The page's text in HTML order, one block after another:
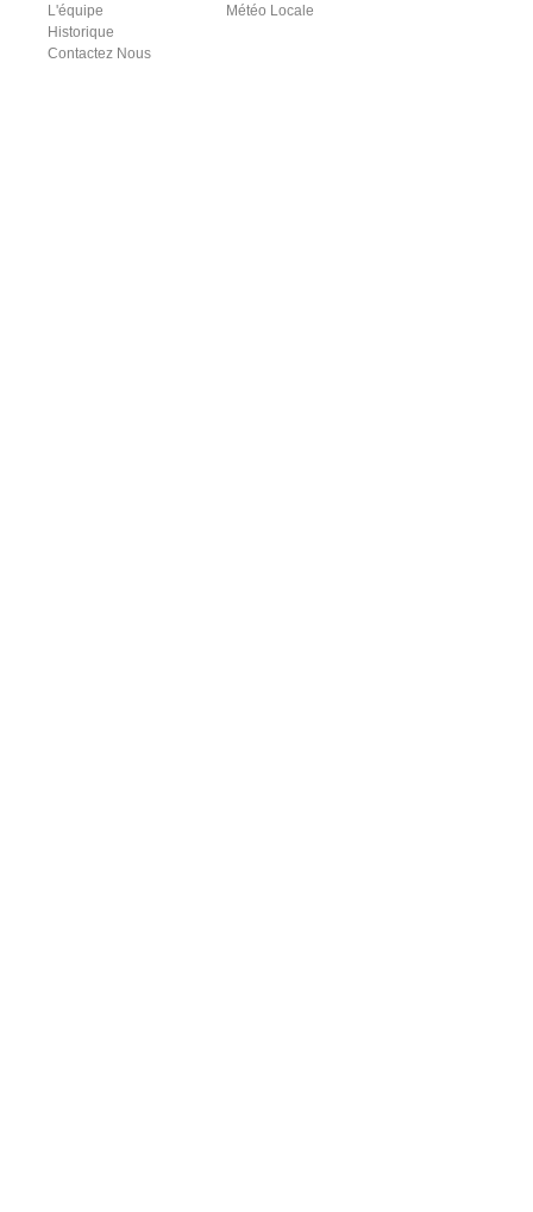
L'équipe
Historique
Contactez Nous
Météo Locale